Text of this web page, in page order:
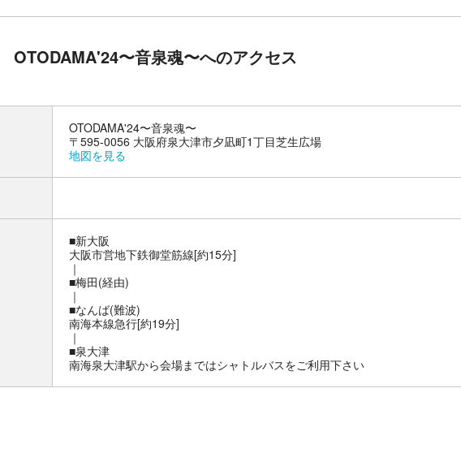
OTODAMA'24〜⾳泉魂〜へのアクセス
OTODAMA'24〜⾳泉魂〜
〒595-0056 大阪府泉大津市夕凪町1丁目芝生広場
地図を見る
■新大阪
大阪市営地下鉄御堂筋線[約15分]
｜
■梅田(経由)
｜
■なんば(難波)
南海本線急行[約19分]
｜
■泉大津
南海泉大津駅から会場まではシャトルバスをご利用下さい